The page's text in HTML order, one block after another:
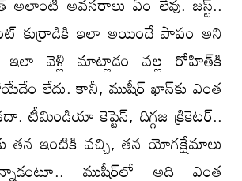
కుర్రాడికి ఇలా అయిందే పాపం అని
ఇలా వెళ్లి మాట్లాడం వల్ల రోహిత్‌కి
లేదు. కానీ, ముషీర్‌ ఖాన్‌కు ఎంత
టీమిండియా కెప్టెన్‌, దిగ్గజ క్రికెటర్‌..
తన ఇంటికి వచ్చి, తన యోగక్షేమాలు
ముషీర్‌లో అది ఎంత